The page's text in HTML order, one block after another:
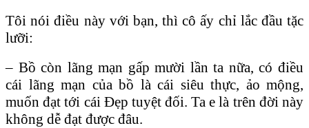
Tôi nói điều này với bạn, thì cô ấy chỉ lắc đầu tặc
lưỡi:
– Bồ còn lãng mạn gấp mười lần ta nữa, có điều
cái lãng mạn của bồ là cái siêu thực, ảo mộng,
muốn đạt tới cái Đẹp tuyệt đối. Ta e là trên đời này
không dễ đạt được đâu.